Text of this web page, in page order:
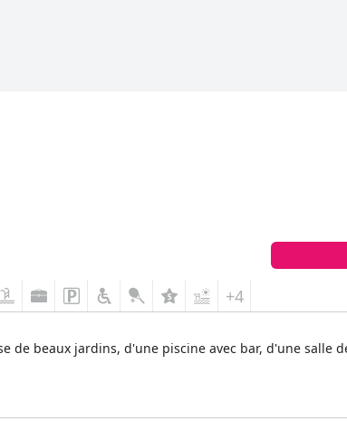
+4
de beaux jardins, d'une piscine avec bar, d'une salle